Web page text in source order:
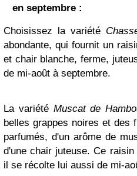
en septembre :
Choisissez la variété
abondante, qui fournit un
et chair blanche, ferme,
de mi-août à septembre.
La variété Muscat de
belles grappes noires et des
parfumés, d'un arôme de
d'une chair juteuse. Ce
il se récolte lui aussi de mi-